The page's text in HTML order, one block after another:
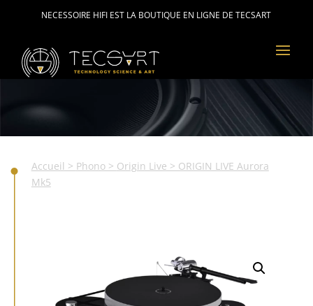
NECESSOIRE HIFI EST LA BOUTIQUE EN LIGNE DE TECSART
Accueil > Phono> Origin Live > ORIGIN LIVE Aurora
Mk5